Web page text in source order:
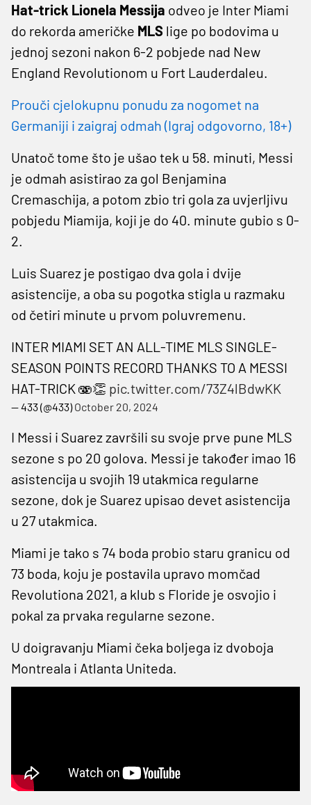
Hat-trick Lionela Messija odveo je Inter Miami
do rekorda američke MLS lige po bodovima u
jednoj sezoni nakon 6-2 pobjede nad New
England Revolutionom u Fort Lauderdaleu.
Prouči cjelokupnu ponudu za nogomet na
Germaniji i zaigraj odmah (Igraj odgovorno, 18+)
Unatoč tome što je ušao tek u 58. minuti, Messi
je odmah asistirao za gol Benjamina
Cremaschija, a potom zbio tri gola za uvjerljivu
pobjedu Miamija, koji je do 40. minute gubio s 0-
2.
Luis Suarez je postigao dva gola i dvije
asistencije, a oba su pogotka stigla u razmaku
od četiri minute u prvom poluvremenu.
INTER MIAMI SET AN ALL-TIME MLS SINGLE-
SEASON POINTS RECORD THANKS TO A MESSI
HAT-TRICK 🫨👏 pic.twitter.com/73Z4lBdwKK
— 433 (@433)October 20, 2024
I Messi i Suarez završili su svoje prve pune MLS
sezone s po 20 golova. Messi je također imao 16
asistencija u svojih 19 utakmica regularne
sezone, dok je Suarez upisao devet asistencija
u 27 utakmica.
Miami je tako s 74 boda probio staru granicu od
73 boda, koju je postavila upravo momčad
Revolutiona 2021, a klub s Floride je osvojio i
pokal za prvaka regularne sezone.
U doigravanju Miami čeka boljega iz dvoboja
Montreala i Atlanta Uniteda.